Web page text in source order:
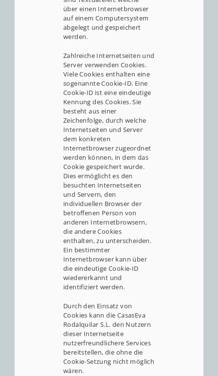
über einen Internetbrowser
auf einem Computersystem
abgelegt und gespeichert
werden.
Zahlreiche Internetseiten und
Server verwenden Cookies.
Viele Cookies enthalten eine
sogenannte Cookie-ID. Eine
Cookie-ID ist eine eindeutige
Kennung des Cookies. Sie
besteht aus einer
Zeichenfolge, durch welche
Internetseiten und Server
dem konkreten
Internetbrowser zugeordnet
werden können, in dem das
Cookie gespeichert wurde.
Dies ermöglicht es den
besuchten Internetseiten
und Servern, den
individuellen Browser der
betroffenen Person von
anderen Internetbrowsern,
die andere Cookies
enthalten, zu unterscheiden.
Ein bestimmter
Internetbrowser kann über
die eindeutige Cookie-ID
wiedererkannt und
identifiziert werden.
Durch den Einsatz von
Cookies kann die CasasEva
Rodalquilar S.L. den Nutzern
dieser Internetseite
nutzerfreundlichere Services
bereitstellen, die ohne die
Cookie-Setzung nicht möglich
wären.